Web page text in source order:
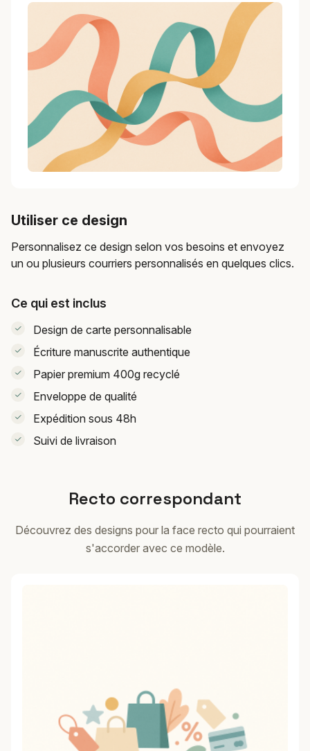
Utiliser ce design
Personnalisez ce design selon vos besoins et envoyez
un ou plusieurs courriers personnalisés en quelques clics.
Ce qui est inclus
Design de carte personnalisable
Écriture manuscrite authentique
Papier premium 400g recyclé
Enveloppe de qualité
Expédition sous 48h
Suivi de livraison
Recto correspondant
Découvrez des designs pour la face recto qui pourraient
s'accorder avec ce modèle.